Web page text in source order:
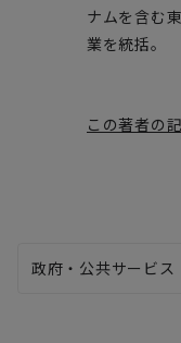
ナムを含む
業を統括。
この著者の
政府・公共サービス